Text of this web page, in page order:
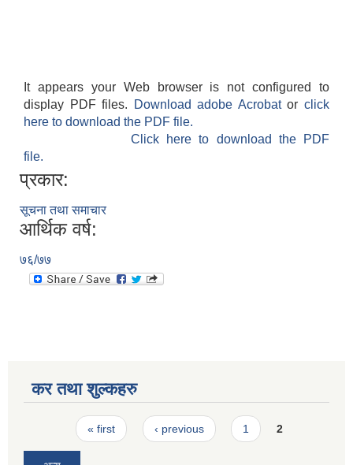
It appears your Web browser is not configured to
display PDF files.
Download adobe Acrobatorclick
here to download the PDF file.
Click here to download the PDF
file.
प्रकार:
सूचना तथा समाचार
आर्थिक वर्ष:
७६/७७
कर तथा शुल्कहरु
Pages« first ‹ previous 1 2